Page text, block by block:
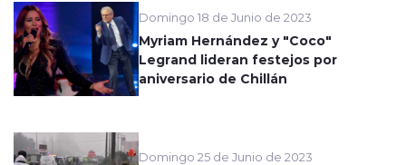
Domingo 18 de Junio de 2023
Myriam Hernández y "Coco"
Legrand lideran festejos por
aniversario de Chillán
Domingo 25 de Junio de 2023